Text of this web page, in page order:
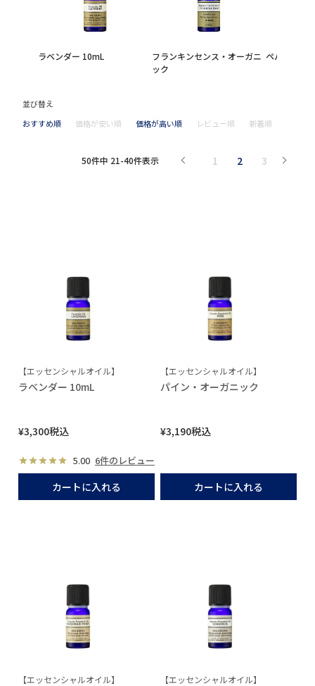
ラベンダー 10mL
フランキンセンス・オーガニ
ック
ペパーミン
並び替え
おすすめ順
価格が安い順 価格が高い順 レビュー順 新着順
50件中 21-40件表示 1 2 3
【エッセンシャルオイル】
ラベンダー 10mL
¥3,300税込
5.00 6件のレビュー
カートに入れる
【エッセンシャルオイル】
パイン・オーガニック
¥3,190税込
カートに入れる
【エッセンシャルオイル】 【エッセンシャルオイル】